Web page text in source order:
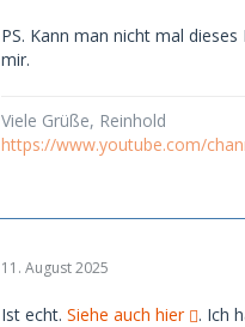
PS. Kann man nicht mal
mir.
Viele Grüße, Reinhold
https://www.youtube.com/
11. August 2025
Ist echt. Siehe auch hier
. Ich